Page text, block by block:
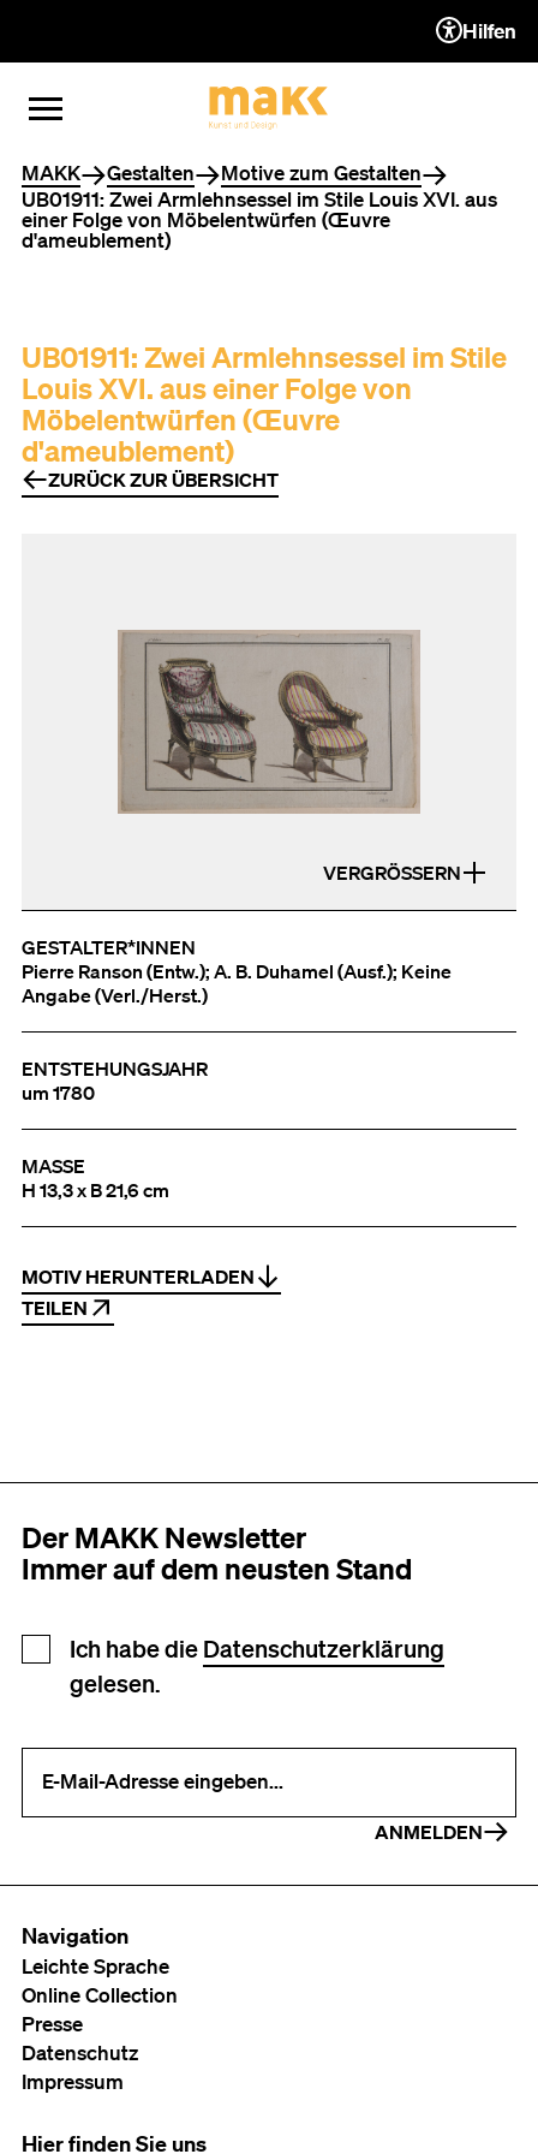
ZUM INHALT (ACCESSKEY 1)
ZUR NAVIGATION
ZUM FOOTER (ACCESSKEY 3)
MENÜ ÖFFNEN
MENÜ SCHLIESSEN
Hilfen
Sie befinden sich hier
MAKK Gestalten
Motive zum Gestalten
UB01911: Zwei Armlehnsessel im Stile Louis XVI. aus
einer Folge von Möbelentwürfen (Œuvre
d'ameublement)
UB01911: Zwei Armlehnsessel im Stile
Louis XVI. aus einer Folge von
Möbelentwürfen (Œuvre
d'ameublement)
ZURÜCK ZUR ÜBERSICHT
VERGRÖSSERN
GESTALTER*INNEN
Pierre Ranson (Entw.); A. B. Duhamel (Ausf.); Keine
Angabe (Verl./Herst.)
ENTSTEHUNGSJAHR
um 1780
MASSE
H 13,3 x B 21,6 cm
MOTIV HERUNTERLADEN
TEILEN
Der MAKK Newsletter
Immer auf dem neusten Stand
Newsletter Anmeldung
Ich habe die Datenschutzerklärung
gelesen.
ANMELDEN
Navigation
Leichte Sprache
Online Collection
Presse
Datenschutz
Impressum
Hier finden Sie uns